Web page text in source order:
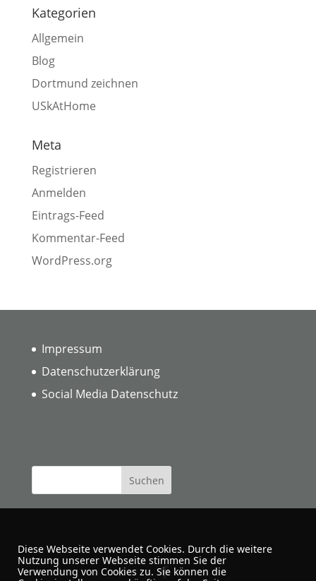
Kategorien
Allgemein
Blog
Dortmund zeichnen
USkAtHome
Meta
Registrieren
Anmelden
Eintrags-Feed
Kommentar-Feed
WordPress.org
Impressum
Datenschutzerklärung
Social Media Datenschutz
Diese Webseite verwendet Cookies. Durch die weitere
Nutzung unserer Webseite stimmen Sie der
Verwendung von Cookies zu. Sie können die